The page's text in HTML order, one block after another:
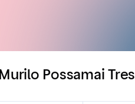
Murilo Possamai Tres